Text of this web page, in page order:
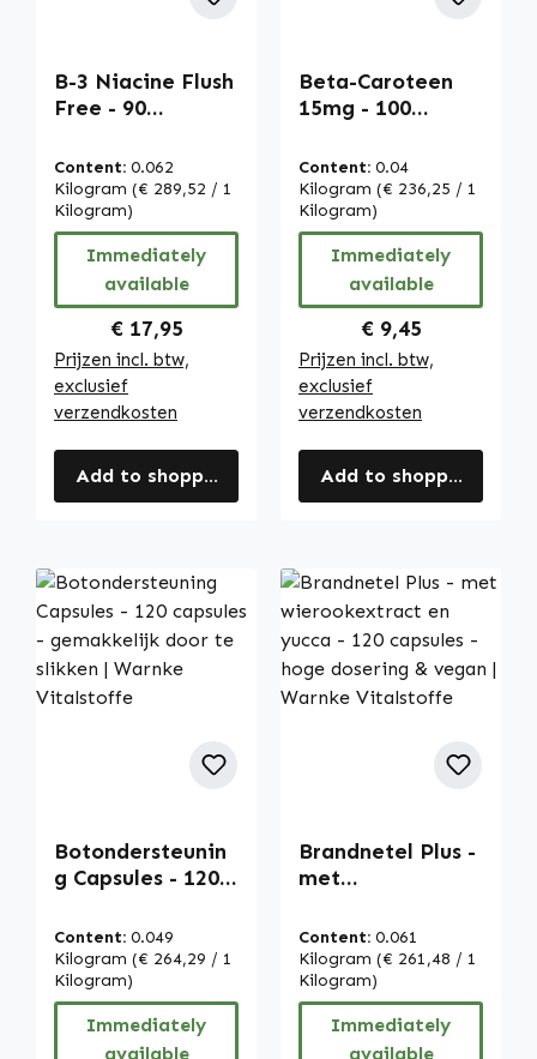
B-3 Niacine Flush
Free - 90
vitamine B3 voor
huid,
zenuwstelsel en
energie en meer |
Warnke
Vitalstoffe
Content: 0.062
Kilogram (€ 289,52 / 1
Kilogram)
Immediately
available
Regular price:
€ 17,95
Prijzen incl. btw,
exclusief
verzendkosten
Add to shopping cart
Beta-Caroteen
15mg - 100
carotenoïde -
provitamine A |
Warnke
Vitalstoffe
Content: 0.04
Kilogram (€ 236,25 / 1
Kilogram)
Immediately
available
Regular price:
€ 9,45
Prijzen incl. btw,
exclusief
verzendkosten
Add to shopping cart
Botondersteunin
g Capsules - 120
gemakkelijk door
te slikken |
Warnke
Vitalstoffe
Content: 0.049
Kilogram (€ 264,29 / 1
Kilogram)
Immediately
available
Brandnetel Plus -
met
en yucca - 120
capsules - hoge
dosering & vegan
| Warnke
Vitalstoffe
Content: 0.061
Kilogram (€ 261,48 / 1
Kilogram)
Immediately
available